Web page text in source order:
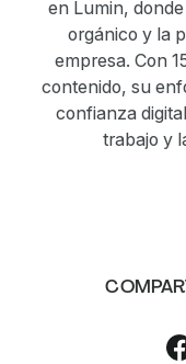
en Lumin,
orgánico y la
empresa. Con
contenido, su
confianza
trabajo y